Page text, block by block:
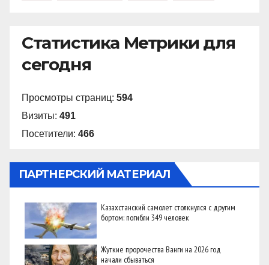
Статистика Метрики для
сегодня
Просмотры страниц: 594
Визиты: 491
Посетители: 466
ПАРТНЕРСКИЙ МАТЕРИАЛ
Казахстанский самолет столкнулся с другим
бортом: погибли 349 человек
Жуткие пророчества Ванги на 2026 год
начали сбываться